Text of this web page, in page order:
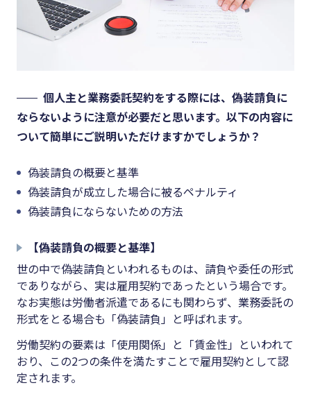
個人主と業務委託契約をする際には、偽装請負に
ならないように注意が必要だと思います。以下の内容に
ついて簡単にご説明いただけますかでしょうか？
偽装請負の概要と基準
偽装請負が成立した場合に被るペナルティ
偽装請負にならないための方法
【偽装請負の概要と基準】
世の中で偽装請負といわれるものは、請負や委任の形式
でありながら、実は雇用契約であったという場合です。
なお実態は労働者派遣であるにも関わらず、業務委託の
形式をとる場合も「偽装請負」と呼ばれます。
労働契約の要素は「使用関係」と「賃金性」といわれて
おり、この2つの条件を満たすことで雇用契約として認
定されます。